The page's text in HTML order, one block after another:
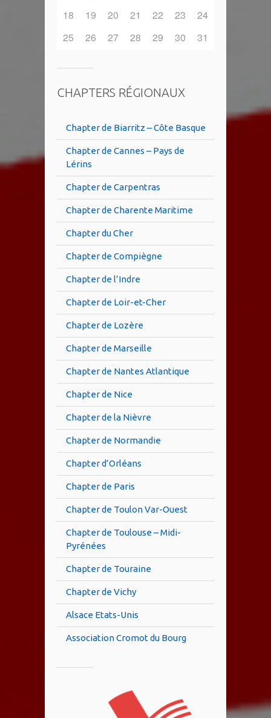
18
19 20 21 22 23
24
25
26 27 28 29 30 31
CHAPTERS RÉGIONAUX
Chapter de Biarritz – Côte Basque
Chapter de Cannes – Pays de
Lérins
Chapter de Carpentras
Chapter de Charente Maritime
Chapter du Cher
Chapter de Compiègne
Chapter de l’Indre
Chapter de Loir-et-Cher
Chapter de Lozère
Chapter de Marseille
Chapter de Nantes Atlantique
Chapter de Nice
Chapter de la Nièvre
Chapter de Normandie
Chapter d’Orléans
Chapter de Paris
Chapter de Toulon Var-Ouest
Chapter de Toulouse – Midi-
Pyrénées
Chapter de Touraine
Chapter de Vichy
Alsace Etats-Unis
Association Cromot du Bourg